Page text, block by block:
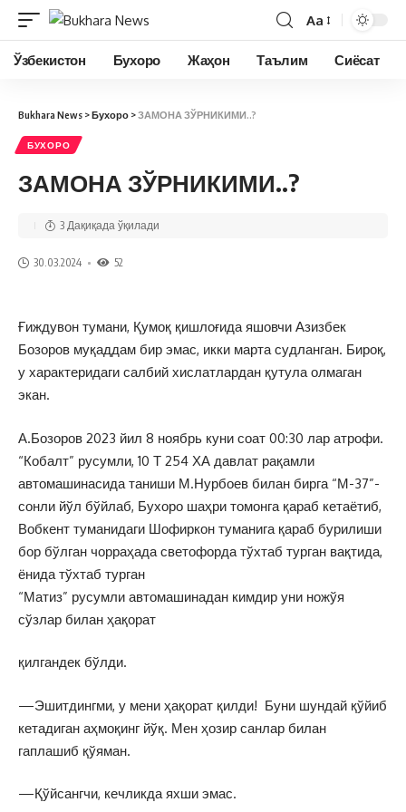
Aa
Ўзбекистон Бухоро Жаҳон Таълим Сиёсат
Bukhara News >Бухоро >ЗАМОНА ЗЎРНИКИМИ..?
БУХОРО
ЗАМОНА ЗЎРНИКИМИ..?
30.03.2024 52
3 Дақиқада ўқилади
Ғиждувон тумани, Қумоқ қишлоғида яшовчи Азизбек
Бозоров муқаддам бир эмас, икки марта судланган. Бироқ,
у характеридаги салбий хислатлардан қутула олмаган
экан.
А.Бозоров 2023 йил 8 ноябрь куни соат 00:30 лар атрофи.
“Кобалт” русумли, 10 Т 254 ХА давлат рақамли
автомашинасида таниши М.Нурбоев билан бирга “М-37”-
сонли йўл бўйлаб, Бухоро шаҳри томонга қараб кетаётиб,
Вобкент туманидаги Шофиркон туманига қараб бурилиши
бор бўлган чорраҳада светофорда тўхтаб турган вақтида,
ёнида тўхтаб турган
“Матиз” русумли автомашинадан кимдир уни ножўя
сўзлар билан ҳақорат
қилгандек бўлди.
—Эшитдингми, у мени ҳақорат қилди! Буни шундай қўйиб
кетадиган аҳмоқинг йўқ. Мен ҳозир санлар билан
гаплашиб қўяман.
—Қўйсангчи, кечликда яхши эмас.